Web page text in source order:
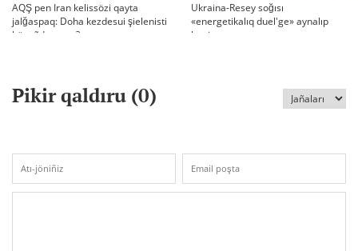
AQŞ pen Iran kelissözi qayta
jalğaspaq: Doha kezdesui şielenisti
bäseñdete me?
Ukraina-Resey soğısı
«energetikalıq duel'ge» aynalıp
ketti
Pikir qaldıru (0)